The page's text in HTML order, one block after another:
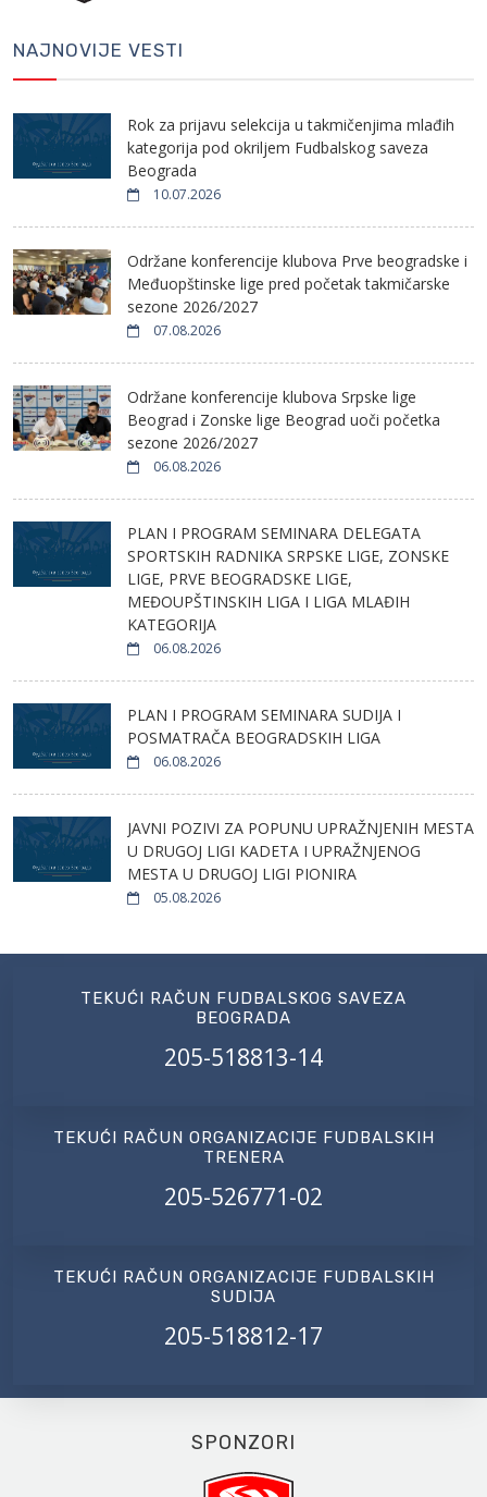
NAJNOVIJE VESTI
Rok za prijavu selekcija u takmičenjima mlađih
kategorija pod okriljem Fudbalskog saveza
Beograda
10.07.2026
Održane konferencije klubova Prve beogradske i
Međuopštinske lige pred početak takmičarske
sezone 2026/2027
07.08.2026
Održane konferencije klubova Srpske lige
Beograd i Zonske lige Beograd uoči početka
sezone 2026/2027
06.08.2026
PLAN I PROGRAM SEMINARA DELEGATA
SPORTSKIH RADNIKA SRPSKE LIGE, ZONSKE
LIGE, PRVE BEOGRADSKE LIGE,
MEĐOUPŠTINSKIH LIGA I LIGA MLAĐIH
KATEGORIJA
06.08.2026
PLAN I PROGRAM SEMINARA SUDIJA I
POSMATRAČA BEOGRADSKIH LIGA
06.08.2026
JAVNI POZIVI ZA POPUNU UPRAŽNJENIH MESTA
U DRUGOJ LIGI KADETA I UPRAŽNJENOG
MESTA U DRUGOJ LIGI PIONIRA
05.08.2026
TEKUĆI RAČUN FUDBALSKOG SAVEZA
BEOGRADA
205-518813-14
TEKUĆI RAČUN ORGANIZACIJE FUDBALSKIH
TRENERA
205-526771-02
TEKUĆI RAČUN ORGANIZACIJE FUDBALSKIH
SUDIJA
205-518812-17
SPONZORI